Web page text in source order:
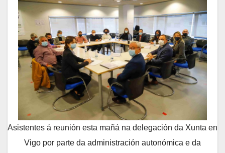
Asistentes á reunión esta mañá na delegación da Xunta en
Vigo por parte da administración autonómica e da